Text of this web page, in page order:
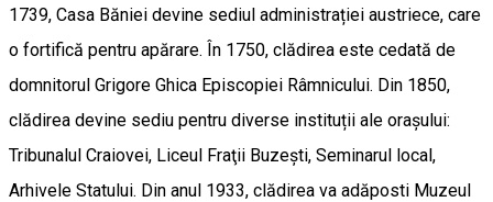
1739, Casa Băniei devine sediul administrației austriece, care
o fortifică pentru apărare. În 1750, clădirea este cedată de
domnitorul Grigore Ghica Episcopiei Râmnicului. Din 1850,
clădirea devine sediu pentru diverse instituții ale orașului:
Tribunalul Craiovei, Liceul Fraţii Buzești, Seminarul local,
Arhivele Statului. Din anul 1933, clădirea va adăposti Muzeul